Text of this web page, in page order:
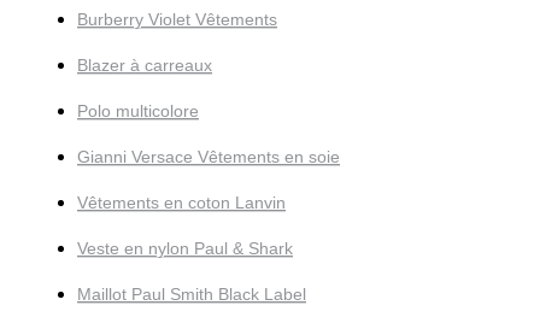
Burberry Violet Vêtements
Blazer à carreaux
Polo multicolore
Gianni Versace Vêtements en soie
Vêtements en coton Lanvin
Veste en nylon Paul & Shark
Maillot Paul Smith Black Label